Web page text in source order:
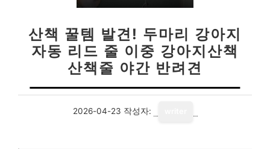
산책 꿀템 발견! 두마리 강아지
자동 리드 줄 이중 강아지산책
산책줄 야간 반려견
2026-04-23 작성자: